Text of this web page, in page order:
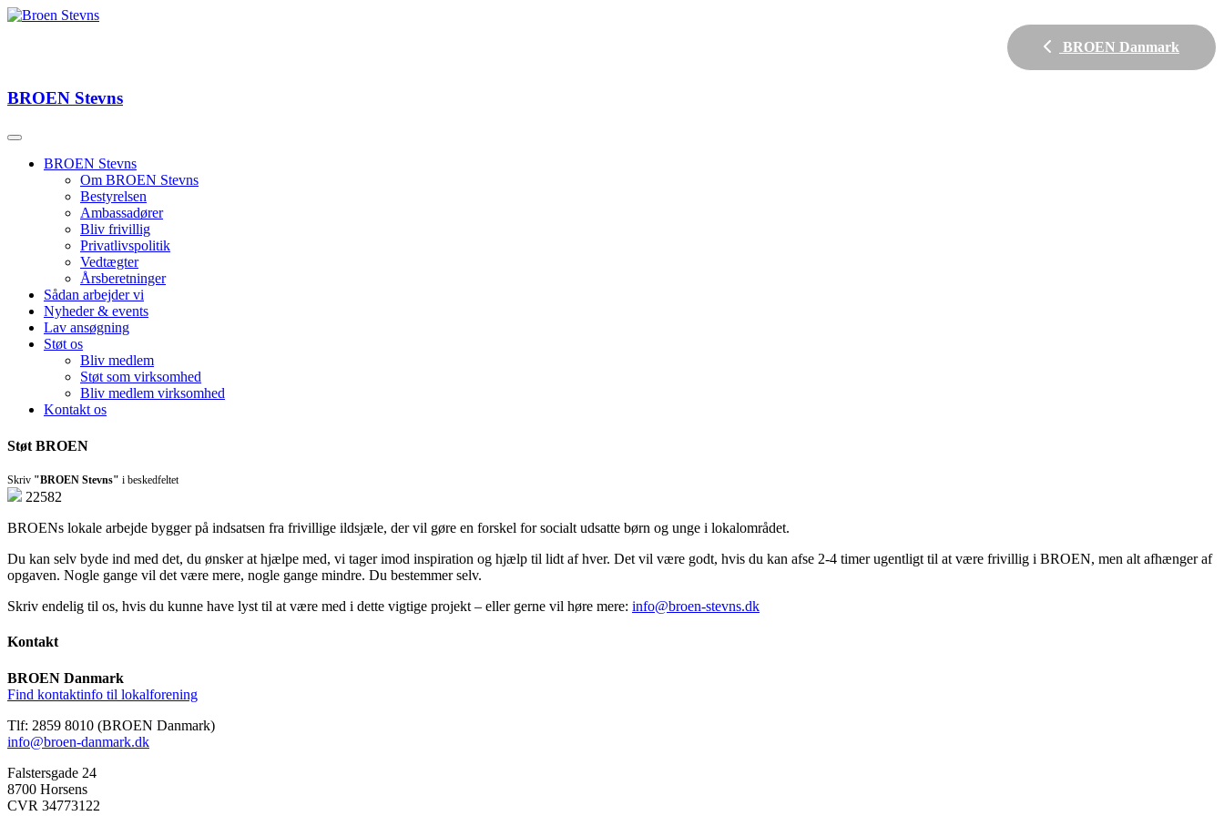
BROEN Danmark
BROEN Stevns
BROEN Stevns
Om BROEN Stevns
Bestyrelsen
Ambassadører
Bliv frivillig
Privatlivspolitik
Vedtægter
Årsberetninger
Sådan arbejder vi
Nyheder & events
Lav ansøgning
Støt os
Bliv medlem
Støt som virksomhed
Bliv medlem virksomhed
Kontakt os
Støt BROEN
Skriv "BROEN Stevns" i beskedfeltet
22582
BROENs lokale arbejde bygger på indsatsen fra frivillige ildsjæle, der vil gøre en forskel for socialt udsatte børn og unge i lokalområdet.
Du kan selv byde ind med det, du ønsker at hjælpe med, vi tager imod inspiration og hjælp til lidt af hver. Det vil være godt, hvis du kan afse 2-4 timer ugentligt til at være frivillig i BROEN, men alt afhænger af
opgaven. Nogle gange vil det være mere, nogle gange mindre. Du bestemmer selv.
Skriv endelig til os, hvis du kunne have lyst til at være med i dette vigtige projekt – eller gerne vil høre mere: info@broen-stevns.dk
Kontakt
BROEN Danmark
Find kontaktinfo til lokalforening
Tlf: 2859 8010 (BROEN Danmark)
info@broen-danmark.dk
Falstersgade 24
8700 Horsens
CVR 34773122